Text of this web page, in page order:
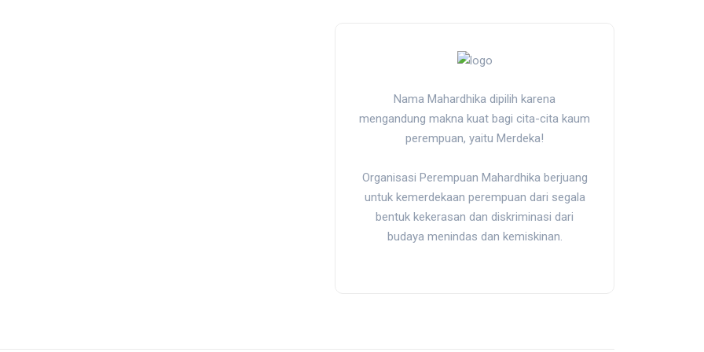
Nama Mahardhika dipilih karena
mengandung makna kuat bagi cita-cita kaum
perempuan, yaitu Merdeka!
Organisasi Perempuan Mahardhika berjuang
untuk kemerdekaan perempuan dari segala
bentuk kekerasan dan diskriminasi dari
budaya menindas dan kemiskinan.